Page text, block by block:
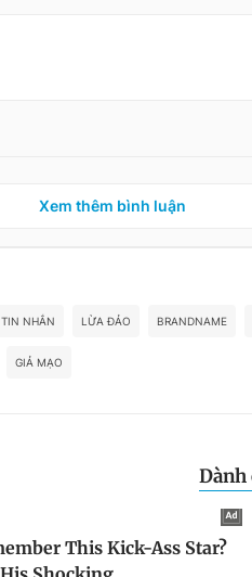
Xem thêm bình luận
TIN NHẮN LỪA ĐẢO BRANDNAME
GIẢ MẠO